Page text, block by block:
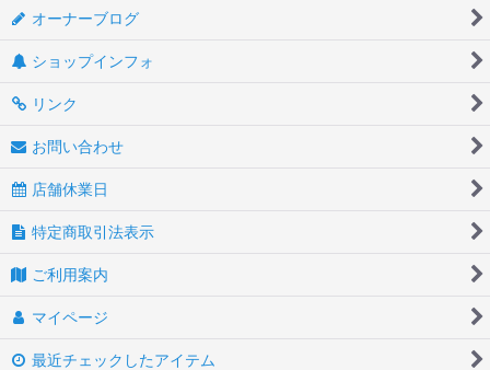
オーナーブログ
ショップインフォ
リンク
お問い合わせ
店舗休業日
特定商取引法表示
ご利用案内
マイページ
最近チェックしたアイテム